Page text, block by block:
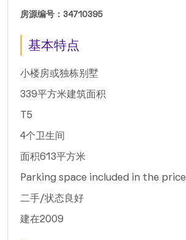
房源编号：34710395
基本特点
小楼房或独栋别墅
339平方米建筑面积
T5
4个卫生间
面积613平方米
Parking space included in the price
二手/状态良好
建在2009